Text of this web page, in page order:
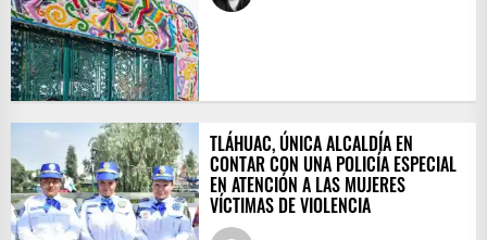
TLÁHUAC, ÚNICA ALCALDÍA EN
CONTAR CON UNA POLICÍA ESPECIAL
EN ATENCIÓN A LAS MUJERES
VÍCTIMAS DE VIOLENCIA